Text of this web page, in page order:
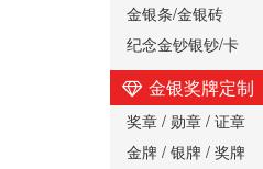
金银条/金银砖
纪念金钞银钞/卡
金银奖牌定制
奖章 / 勋章 / 证章
金牌 / 银牌 / 奖牌